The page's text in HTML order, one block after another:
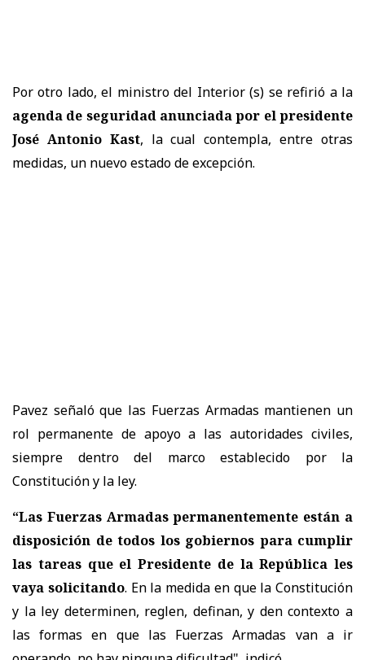
Por otro lado, el ministro del Interior (s) se refirió a la
agenda de seguridad anunciada por el presidente
José Antonio Kast, la cual contempla, entre otras
medidas, un nuevo estado de excepción.
Pavez señaló que las Fuerzas Armadas mantienen un
rol permanente de apoyo a las autoridades civiles,
siempre dentro del marco establecido por la
Constitución y la ley.
“Las Fuerzas Armadas permanentemente están a
disposición de todos los gobiernos para cumplir
las tareas que el Presidente de la República les
vaya solicitando. En la medida en que la Constitución
y la ley determinen, reglen, definan, y den contexto a
las formas en que las Fuerzas Armadas van a ir